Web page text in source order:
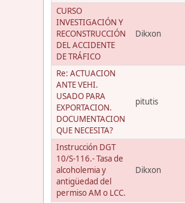
CURSO
INVESTIGACIÓN Y
RECONSTRUCCIÓN
DEL ACCIDENTE
DE TRÁFICO
Dikxon
Re: ACTUACION
ANTE VEHI.
USADO PARA
EXPORTACION.
DOCUMENTACION
QUE NECESITA?
pitutis
Instrucción DGT
10/S-116.- Tasa de
alcoholemia y
antigüedad del
permiso AM o LCC.
Dikxon